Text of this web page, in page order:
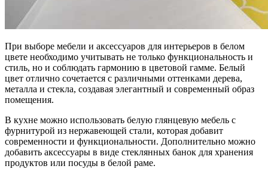
При выборе мебели и аксессуаров для интерьеров в белом
цвете необходимо учитывать не только функциональность и
стиль, но и соблюдать гармонию в цветовой гамме. Белый
цвет отлично сочетается с различными оттенками дерева,
металла и стекла, создавая элегантный и современный образ
помещения.
В кухне можно использовать белую глянцевую мебель с
фурнитурой из нержавеющей стали, которая добавит
современности и функциональности. Дополнительно можно
добавить аксессуары в виде стеклянных банок для хранения
продуктов или посуды в белой раме.